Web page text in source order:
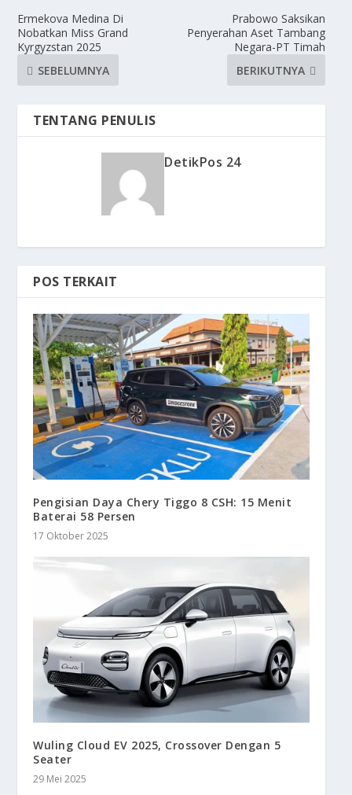
Ermekova Medina Di
Nobatkan Miss Grand
Kyrgyzstan 2025
SEBELUMNYA
Prabowo Saksikan
Penyerahan Aset Tambang
Negara-PT Timah
BERIKUTNYA
TENTANG PENULIS
DetikPos 24
POS TERKAIT
Pengisian Daya Chery Tiggo 8 CSH: 15 Menit
Baterai 58 Persen
17 Oktober 2025
Wuling Cloud EV 2025, Crossover Dengan 5
Seater
29 Mei 2025